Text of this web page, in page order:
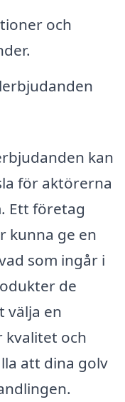
och
kan
för aktörerna
Ett företag
kunna ge en
som ingår i
de
välja en
och
att dina golv